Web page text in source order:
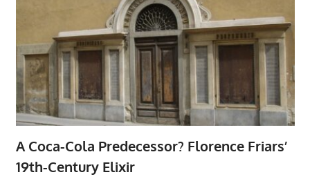
A Coca-Cola Predecessor? Florence Friars’
19th-Century Elixir